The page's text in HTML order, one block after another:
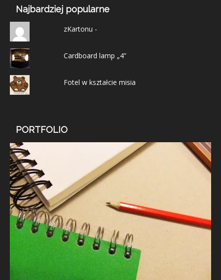
Najbardziej popularne
zKartonu -
Cardboard lamp „4”
Fotel w kształcie misia
PORTFOLIO